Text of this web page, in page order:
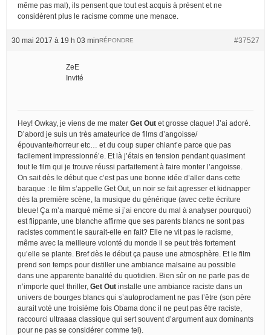
même pas mal), ils pensent que tout est acquis à présent et ne
considèrent plus le racisme comme une menace.
30 mai 2017 à 19 h 03 min #37527
RÉPONDRE
ZeE
Invité
Hey! Owkay, je viens de me mater Get Out et grosse claque! J’ai adoré.
D’abord je suis un très amateurice de films d’angoisse/
épouvante/horreur etc… et du coup super chiant’e parce que pas
facilement impressionné’e. Et là j’étais en tension pendant quasiment
tout le film qui je trouve réussi parfaitement à faire monter l’angoisse.
On sait dès le début que c’est pas une bonne idée d’aller dans cette
baraque : le film s’appelle Get Out, un noir se fait agresser et kidnapper
dès la première scène, la musique du générique (avec cette écriture
bleue! Ça m’a marqué même si j’ai encore du mal à analyser pourquoi)
est flippante, une blanche affirme que ses parents blancs ne sont pas
racistes comment le saurait-elle en fait? Elle ne vit pas le racisme,
même avec la meilleure volonté du monde il se peut très fortement
qu’elle se plante. Bref dès le début ça pause une atmosphère. Et le film
prend son temps pour distiller une ambiance malsaine au possible
dans une apparente banalité du quotidien. Bien sûr on ne parle pas de
n’importe quel thriller, Get Out installe une ambiance raciste dans un
univers de bourges blancs qui s’autoproclament ne pas l’être (son père
aurait voté une troisième fois Obama donc il ne peut pas être raciste,
raccourci ultraaaa classique qui sert souvent d’argument aux dominants
pour ne pas se considérer comme tel).